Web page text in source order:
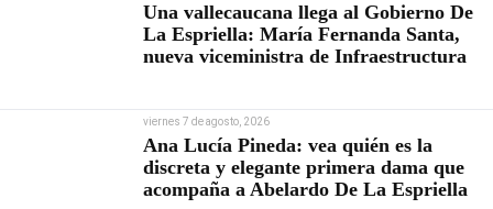
Una vallecaucana llega al Gobierno De
La Espriella: María Fernanda Santa,
nueva viceministra de Infraestructura
viernes 7 de agosto, 2026
Ana Lucía Pineda: vea quién es la
discreta y elegante primera dama que
acompaña a Abelardo De La Espriella